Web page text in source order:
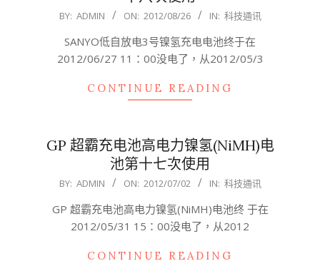
2012-
BY: ADMIN ON: 2012/08/26 IN: 科技通讯
SANYO低自放电3号镍氢充电电池终于在
2012/06/27 11：00没电了，从2012/05/3
CONTINUE READING
GP 超霸充电池高电力镍氢(NiMH)电
池第十七次使用
2012-
02
BY: ADMIN ON: 2012/07/02 IN: 科技通讯
GP 超霸充电池高电力镍氢(NiMH)电池终 于在
2012/05/31 15：00没电了，从2012
CONTINUE READING